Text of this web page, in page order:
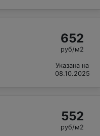
652
руб/м2
Указана на
08.10.2025
552
руб/м2